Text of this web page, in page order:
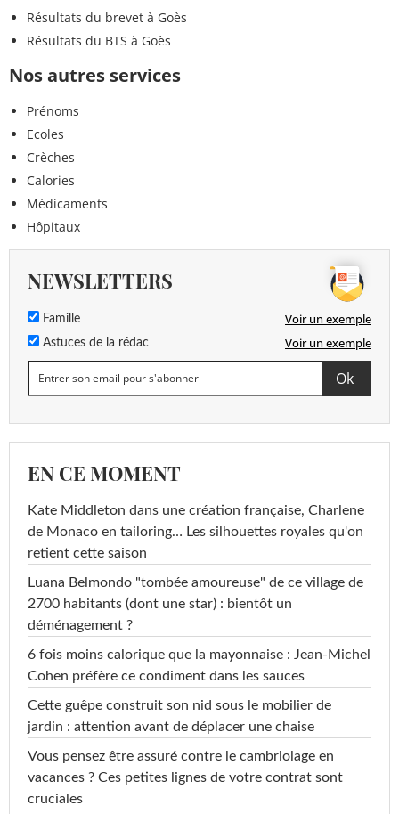
Résultats du brevet à Goès
Résultats du BTS à Goès
Nos autres services
Prénoms
Ecoles
Crèches
Calories
Médicaments
Hôpitaux
NEWSLETTERS
Famille Voir un exemple
Astuces de la rédac Voir un exemple
EN CE MOMENT
Kate Middleton dans une création française, Charlene
de Monaco en tailoring… Les silhouettes royales qu'on
retient cette saison
Luana Belmondo "tombée amoureuse" de ce village de
2700 habitants (dont une star) : bientôt un
déménagement ?
6 fois moins calorique que la mayonnaise : Jean-Michel
Cohen préfère ce condiment dans les sauces
Cette guêpe construit son nid sous le mobilier de
jardin : attention avant de déplacer une chaise
Vous pensez être assuré contre le cambriolage en
vacances ? Ces petites lignes de votre contrat sont
cruciales